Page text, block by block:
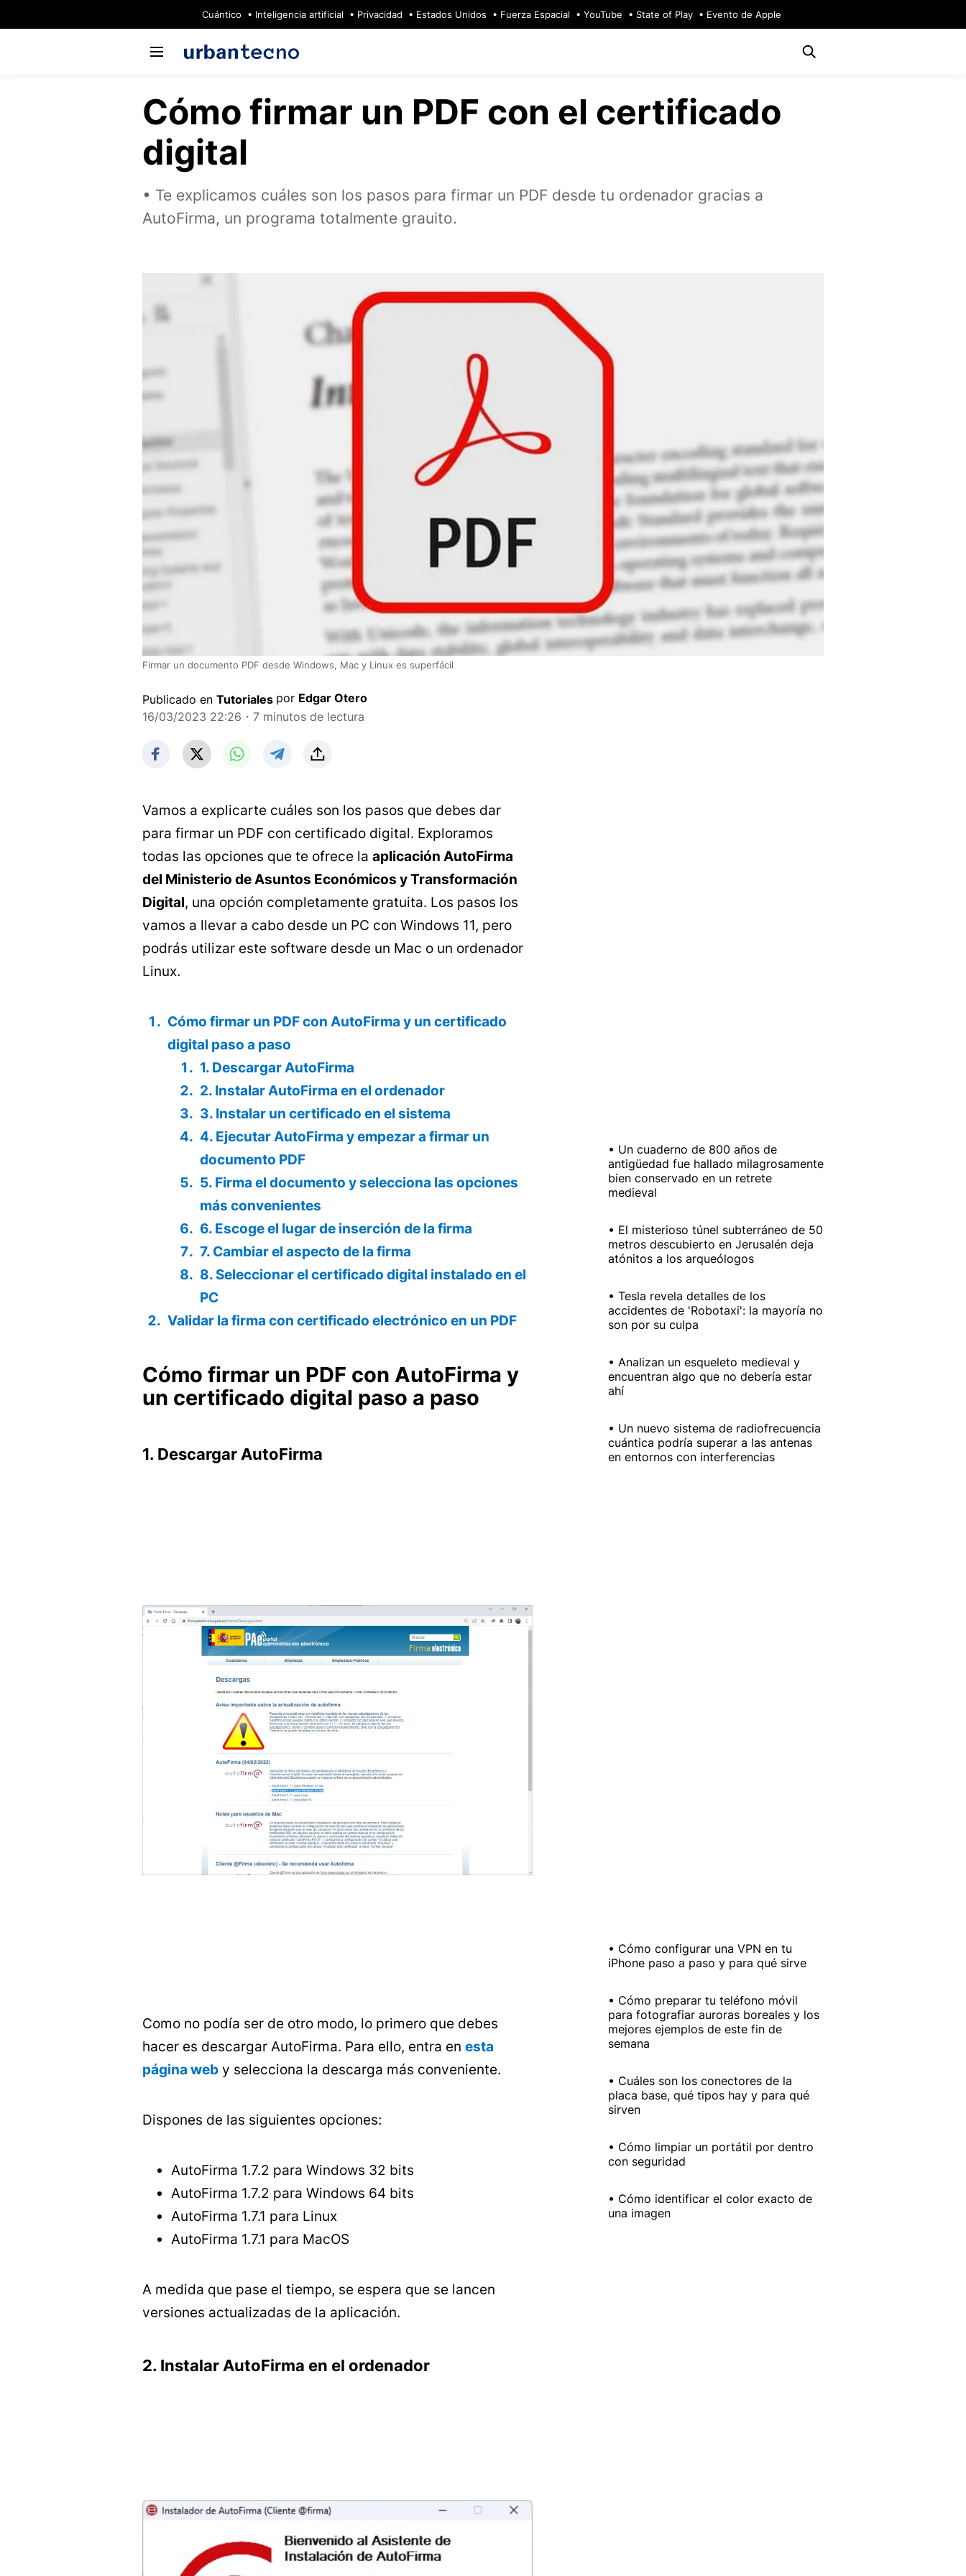
Cuántico Inteligencia artificial Privacidad Estados Unidos Fuerza Espacial YouTube State of Play Evento de Apple
Cómo firmar un PDF con el certificado
digital
Te explicamos cuáles son los pasos para firmar un PDF desde tu ordenador gracias a
AutoFirma, un programa totalmente grauito.
Firmar un documento PDF desde Windows, Mac y Linux es superfácil
Publicado en Tutoriales por Edgar Otero
16/03/2023 22:26 ・7 minutos de lectura
Vamos a explicarte cuáles son los pasos que debes dar
para firmar un PDF con certificado digital. Exploramos
todas las opciones que te ofrece la aplicación AutoFirma
del Ministerio de Asuntos Económicos y Transformación
Digital, una opción completamente gratuita. Los pasos los
vamos a llevar a cabo desde un PC con Windows 11, pero
podrás utilizar este software desde un Mac o un ordenador
Linux.
Cómo firmar un PDF con AutoFirma y un certificado
digital paso a paso
1. Descargar AutoFirma
2. Instalar AutoFirma en el ordenador
3. Instalar un certificado en el sistema
4. Ejecutar AutoFirma y empezar a firmar un
documento PDF
5. Firma el documento y selecciona las opciones
más convenientes
6. Escoge el lugar de inserción de la firma
7. Cambiar el aspecto de la firma
8. Seleccionar el certificado digital instalado en el
PC
Validar la firma con certificado electrónico en un PDF
Cómo firmar un PDF con AutoFirma y
un certificado digital paso a paso
1. Descargar AutoFirma
Como no podía ser de otro modo, lo primero que debes
hacer es descargar AutoFirma. Para ello, entra en esta
página web y selecciona la descarga más conveniente.
Dispones de las siguientes opciones:
AutoFirma 1.7.2 para Windows 32 bits
AutoFirma 1.7.2 para Windows 64 bits
AutoFirma 1.7.1 para Linux
AutoFirma 1.7.1 para MacOS
A medida que pase el tiempo, se espera que se lancen
versiones actualizadas de la aplicación.
2. Instalar AutoFirma en el ordenador
Un cuaderno de 800 años de
antigüedad fue hallado milagrosamente
bien conservado en un retrete
medieval
El misterioso túnel subterráneo de 50
metros descubierto en Jerusalén deja
atónitos a los arqueólogos
Tesla revela detalles de los
accidentes de 'Robotaxi': la mayoría no
son por su culpa
Analizan un esqueleto medieval y
encuentran algo que no debería estar
ahí
Un nuevo sistema de radiofrecuencia
cuántica podría superar a las antenas
en entornos con interferencias
Cómo configurar una VPN en tu
iPhone paso a paso y para qué sirve
Cómo preparar tu teléfono móvil
para fotografiar auroras boreales y los
mejores ejemplos de este fin de
semana
Cuáles son los conectores de la
placa base, qué tipos hay y para qué
sirven
Cómo limpiar un portátil por dentro
con seguridad
Cómo identificar el color exacto de
una imagen